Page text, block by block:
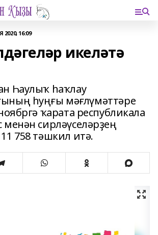
16:09
икеләтә
Һаулыҡ һаҡлау
һуңғы мәғлүмәттәре
ҡарата республикала
менән сирләүселәрҙең
758 тәшкил итә.